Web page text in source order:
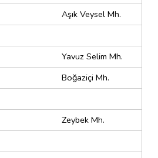
Aşık Veysel Mh.
Yavuz Selim Mh.
Boğaziçi Mh.
Zeybek Mh.